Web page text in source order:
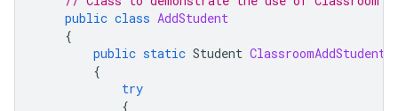
public class AddStudent
{
public static Student ClassroomAddStudent
{
try
{